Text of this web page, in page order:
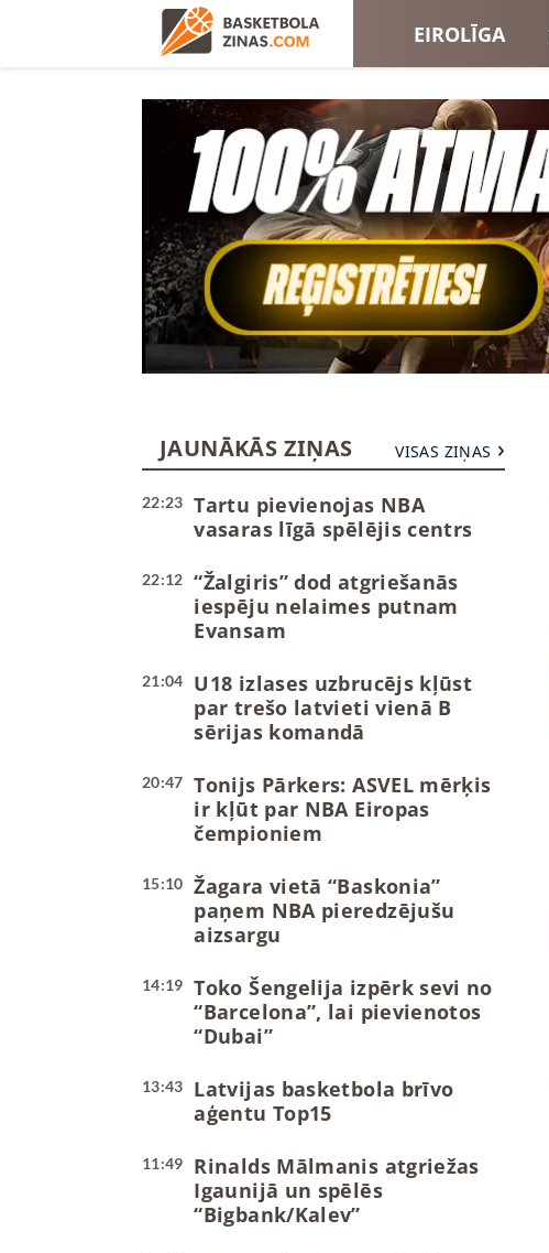
EIROLĪGA
EIROKAUSI
JAUNĀKĀS ZIŅAS VISAS ZIŅAS
22:23
Tartu pievienojas NBA
vasaras līgā spēlējis centrs
22:12
“Žalgiris” dod atgriešanās
iespēju nelaimes putnam
Evansam
21:04
U18 izlases uzbrucējs kļūst
par trešo latvieti vienā B
sērijas komandā
20:47
Tonijs Pārkers: ASVEL mērķis
ir kļūt par NBA Eiropas
čempioniem
15:10
Žagara vietā “Baskonia”
paņem NBA pieredzējušu
aizsargu
14:19
Toko Šengelija izpērk sevi no
“Barcelona”, lai pievienotos
“Dubai”
13:43
Latvijas basketbola brīvo
aģentu Top15
11:49
Rinalds Mālmanis atgriežas
Igaunijā un spēlēs
“Bigbank/Kalev”